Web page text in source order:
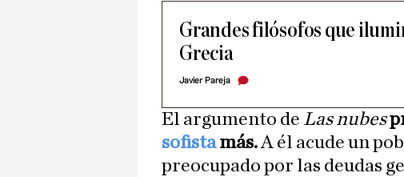
Grandes filósofos que
Grecia
Javier Pareja
El argumento de Las nubes
sofistamás.A él acude un
preocupado por las deudas